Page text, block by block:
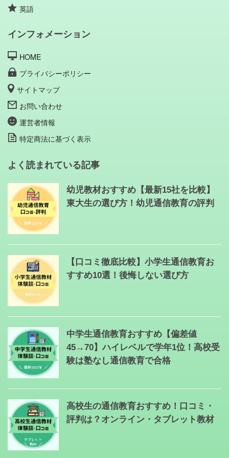
英語
インフォメーション
HOME
プライバシーポリシー
サイトマップ
お問い合わせ
運営者情報
特定商法に基づく表示
よく読まれている記事
幼児教材おすすめ【最新15社を比較】
東大生の選び方！幼児通信教育の評判
【口コミ徹底比較】小学生通信教育お
すすめ10選！後悔しない選び方
中学生通信教育おすすめ【偏差値
45→70】ハイレベルで学年1位！高校受
験は塾なし通信教育で合格
高校生の通信教育おすすめ！口コミ・
評判は？オンライン・タブレット教材